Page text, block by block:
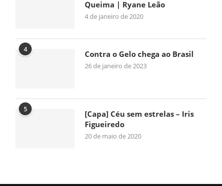
Queima | Ryane Leão
4 de janeiro de 2020
4 Contra o Gelo chega ao Brasil
26 de janeiro de 2023
5
[Capa] Céu sem estrelas – Iris
Figueiredo
20 de maio de 2020